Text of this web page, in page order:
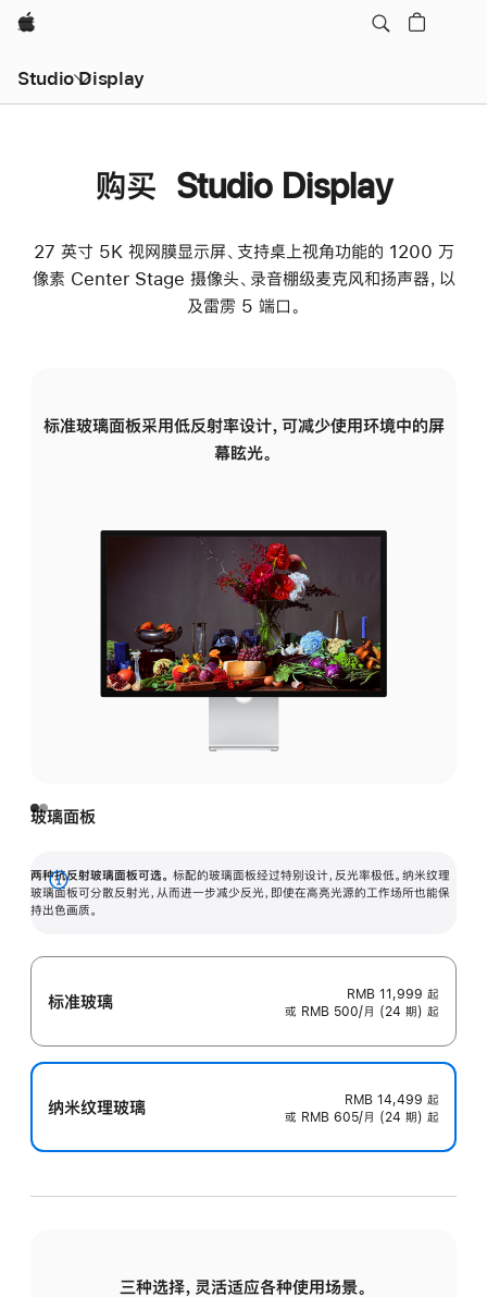
Apple
Studio Display
购买 Studio Display
27 英寸 5K 视网膜显示屏、支持桌上视角功能的 1200 万
像素 Center Stage 摄像头、录音棚级麦克风和扬声器，以
及雷雳 5 端口。
标准玻璃面板采用低反射率设计，可减少使用环境中的屏
幕眩光。
玻璃面板
两种抗反射玻璃面板可选。 标配的玻璃面板经过特别设计，反光率极低。纳米纹理
玻璃面板可分散反射光，从而进一步减少反光，即使在高亮光源的工作场所也能保
持出色画质。
展
开
标准玻璃 RMB 11,999 起
或 RMB 500/月 (24 期) 起
纳米纹理玻璃 RMB 14,499 起
或 RMB 605/月 (24 期) 起
三种选择，灵活适应各种使用场景。